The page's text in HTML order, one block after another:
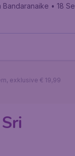
Bandaranaike • 18
exklusive € 19,99